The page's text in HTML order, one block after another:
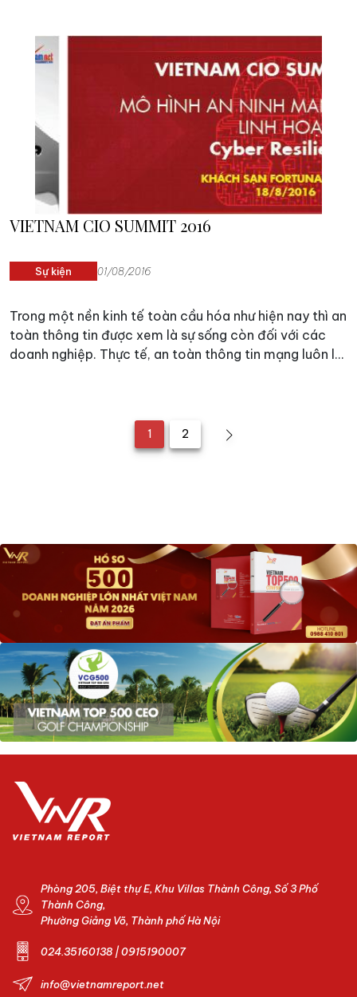
nguy cơ tấn công mạng” với sự thuyết giảng của
chuyên gia bảo mật Allan Cytryn .
VIETNAM CIO SUMMIT 2016
Sự kiện 01/08/2016
Trong một nền kinh tế toàn cầu hóa như hiện nay thì an
toàn thông tin được xem là sự sống còn đối với các
doanh nghiệp. Thực tế, an toàn thông tin mạng luôn là
như JP Morgan, Bank of America,Citigroup,Ebay…Và ở
Việt Nam, sự việc mới đây nhất là TPBank đã bị tấn
1 2
Phòng 205, Biệt thự E, Khu Villas Thành Công, Số 3 Phố
Thành Công,
Phường Giảng Võ, Thành phố Hà Nội
024.35160138 | 0915190007
info@vietnamreport.net